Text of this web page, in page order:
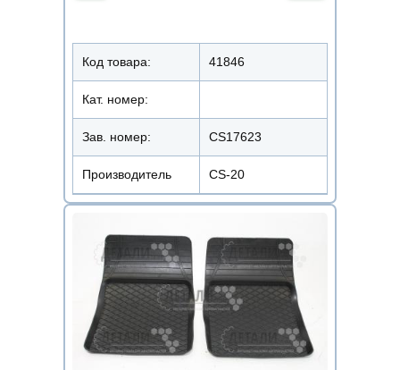
Код товара: 41846
Кат. номер:
Зав. номер: CS17623
Производитель CS-20